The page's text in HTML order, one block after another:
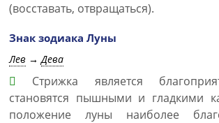
(восставать, отвращаться).
Знак зодиака Луны
Лев →Дева
Стрижка является
становятся пышными и гладкими
положение луны наиболее